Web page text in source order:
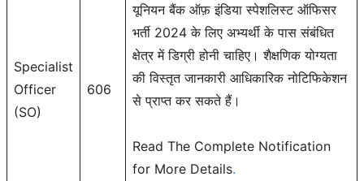
Specialist
Officer
(SO)
606
यूनियन बैंक ऑफ़ इंडिया स्पेशलिस्ट ऑफिसर
भर्ती 2024 के लिए अभ्यर्थी के पास संबंधित
क्षेत्र में डिग्री होनी चाहिए। शैक्षणिक योग्यता
की विस्तृत जानकारी आधिकारिक नोटिफिकेशन
से प्राप्त कर सकते हैं।
Read The Complete Notification
for More Details.